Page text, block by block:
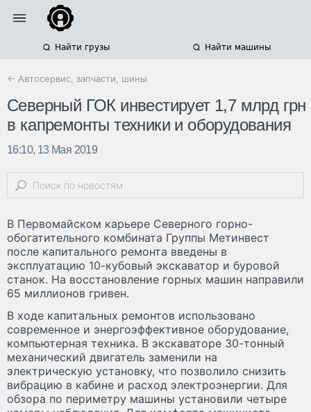
Найти грузы Найти машины
← Автосервис, запчасти, шины
Северный ГОК инвестирует 1,7 млрд грн
в капремонты техники и оборудования
16:10, 13 Мая 2019
В Первомайском карьере Северного горно-
обогатительного комбината Группы Метинвест
после капитального ремонта введены в
эксплуатацию 10-кубовый экскаватор и буровой
станок. На восстановление горных машин направили
65 миллионов гривен.
В ходе капитальных ремонтов использовано
современное и энергоэффективное оборудование,
компьютерная техника. В экскаваторе 30-тонный
механический двигатель заменили на
электрическую установку, что позволило снизить
вибрацию в кабине и расход электроэнергии. Для
обзора по периметру машины установили четыре